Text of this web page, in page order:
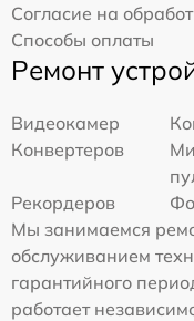
Согласие на
Способы оплаты
Ремонт
Видеокамер
Конвертеров
Рекордеров
Мы занимаемся
обслуживанием
гарантийного
работает